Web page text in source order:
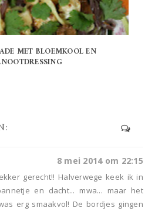
MET BLOEMKOOL EN
8 mei 2014 om 22:15
gerecht!! Halverwege keek ik in
en dacht... mwa... maar het
erg smaakvol! De bordjes gingen